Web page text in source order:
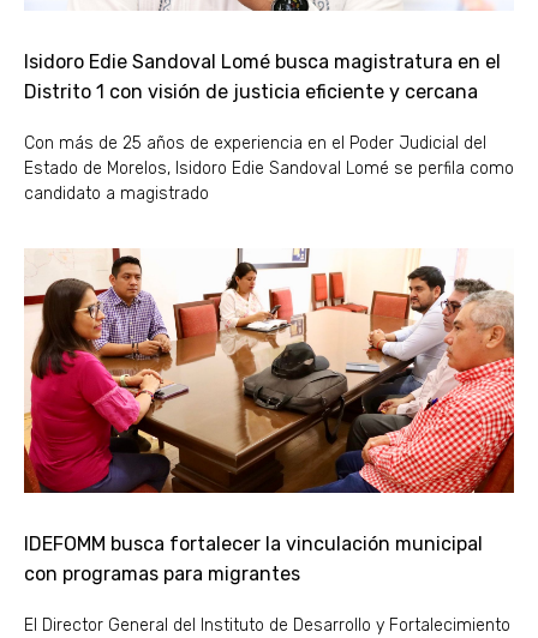
Isidoro Edie Sandoval Lomé busca magistratura en el
Distrito 1 con visión de justicia eficiente y cercana
Con más de 25 años de experiencia en el Poder Judicial del
Estado de Morelos, Isidoro Edie Sandoval Lomé se perfila como
candidato a magistrado
IDEFOMM busca fortalecer la vinculación municipal
con programas para migrantes
El Director General del Instituto de Desarrollo y Fortalecimiento